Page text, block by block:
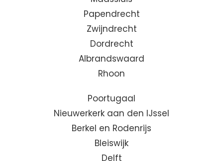
Papendrecht
Zwijndrecht
Dordrecht
Albrandswaard
Rhoon
Poortugaal
Nieuwerkerk aan den IJssel
Berkel en Rodenrijs
Bleiswijk
Delft